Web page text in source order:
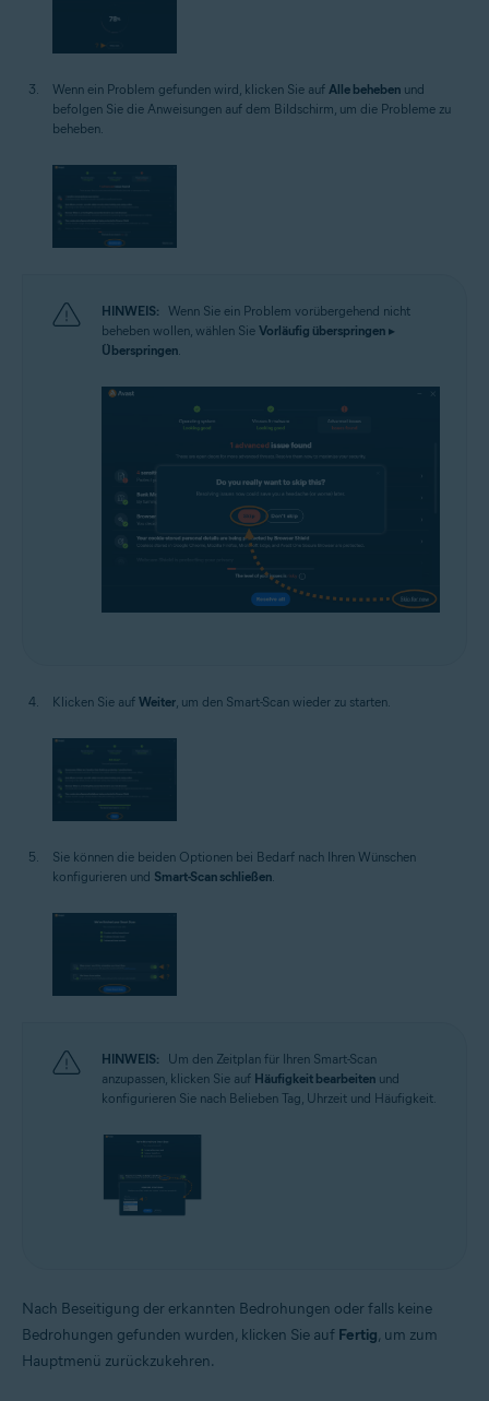
Wenn ein Problem gefunden wird, klicken Sie auf Alle beheben und
befolgen Sie die Anweisungen auf dem Bildschirm, um die Probleme zu
beheben.
HINWEIS: Wenn Sie ein Problem vorübergehend nicht
beheben wollen, wählen Sie Vorläufig überspringen ▸
Überspringen.
Klicken Sie auf Weiter, um den Smart-Scan wieder zu starten.
Sie können die beiden Optionen bei Bedarf nach Ihren Wünschen
konfigurieren und Smart-Scan schließen.
HINWEIS:
Um den Zeitplan für Ihren Smart-Scan
anzupassen, klicken Sie auf Häufigkeit bearbeiten und
konfigurieren Sie nach Belieben Tag, Uhrzeit und Häufigkeit.
Nach Beseitigung der erkannten Bedrohungen oder falls keine
Bedrohungen gefunden wurden, klicken Sie auf Fertig, um zum
Hauptmenü zurückzukehren.